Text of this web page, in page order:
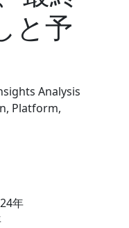
と予
Analysis
Platform,
年